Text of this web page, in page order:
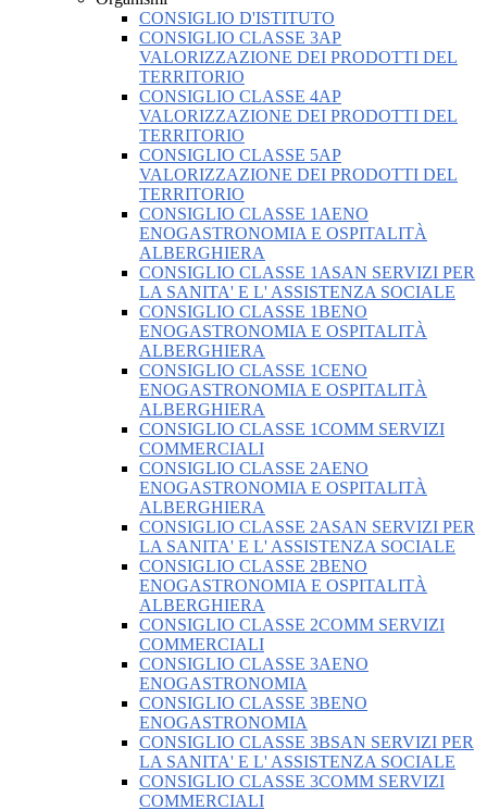
CONSIGLIO D'ISTITUTO
CONSIGLIO CLASSE 3AP
VALORIZZAZIONE DEI PRODOTTI DEL
TERRITORIO
CONSIGLIO CLASSE 4AP
VALORIZZAZIONE DEI PRODOTTI DEL
TERRITORIO
CONSIGLIO CLASSE 5AP
VALORIZZAZIONE DEI PRODOTTI DEL
TERRITORIO
CONSIGLIO CLASSE 1AENO
ENOGASTRONOMIA E OSPITALITÀ
ALBERGHIERA
CONSIGLIO CLASSE 1ASAN SERVIZI PER
LA SANITA' E L' ASSISTENZA SOCIALE
CONSIGLIO CLASSE 1BENO
ENOGASTRONOMIA E OSPITALITÀ
ALBERGHIERA
CONSIGLIO CLASSE 1CENO
ENOGASTRONOMIA E OSPITALITÀ
ALBERGHIERA
CONSIGLIO CLASSE 1COMM SERVIZI
COMMERCIALI
CONSIGLIO CLASSE 2AENO
ENOGASTRONOMIA E OSPITALITÀ
ALBERGHIERA
CONSIGLIO CLASSE 2ASAN SERVIZI PER
LA SANITA' E L' ASSISTENZA SOCIALE
CONSIGLIO CLASSE 2BENO
ENOGASTRONOMIA E OSPITALITÀ
ALBERGHIERA
CONSIGLIO CLASSE 2COMM SERVIZI
COMMERCIALI
CONSIGLIO CLASSE 3AENO
ENOGASTRONOMIA
CONSIGLIO CLASSE 3BENO
ENOGASTRONOMIA
CONSIGLIO CLASSE 3BSAN SERVIZI PER
LA SANITA' E L' ASSISTENZA SOCIALE
CONSIGLIO CLASSE 3COMM SERVIZI
COMMERCIALI